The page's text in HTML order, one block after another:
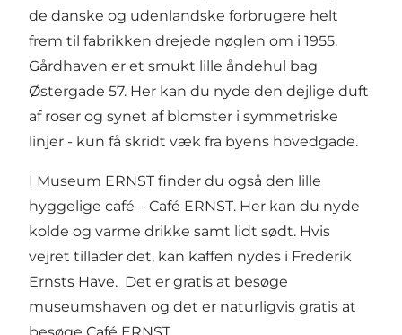
de danske og udenlandske forbrugere helt
frem til fabrikken drejede nøglen om i 1955.
Gårdhaven er et smukt lille åndehul bag
Østergade 57. Her kan du nyde den dejlige duft
af roser og synet af blomster i symmetriske
linjer - kun få skridt væk fra byens hovedgade.
I Museum ERNST finder du også den lille
hyggelige café – Café ERNST. Her kan du nyde
kolde og varme drikke samt lidt sødt. Hvis
vejret tillader det, kan kaffen nydes i Frederik
Ernsts Have. Det er gratis at besøge
museumshaven og det er naturligvis gratis at